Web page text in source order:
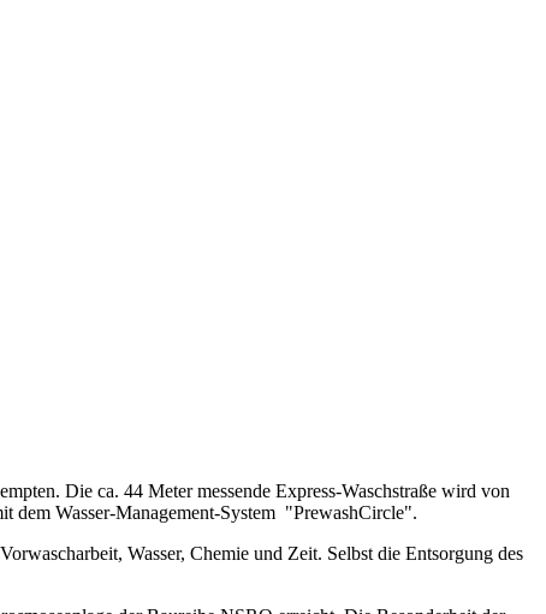
Die ca. 44 Meter messende Express-Waschstraße wird von
dem Wasser-Management-System "PrewashCircle".
Wasser, Chemie und Zeit. Selbst die Entsorgung des